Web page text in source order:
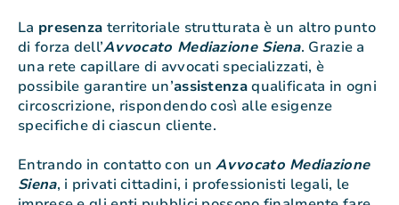
La presenza territoriale strutturata è un altro punto
di forza dell’Avvocato Mediazione Siena. Grazie a
una rete capillare di avvocati specializzati, è
possibile garantire un’assistenzaqualificata in ogni
circoscrizione, rispondendo così alle esigenze
specifiche di ciascun cliente.
Entrando in contatto con unAvvocato Mediazione
Siena, i privati cittadini, i professionisti legali, le